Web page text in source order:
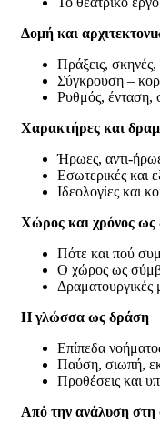
Δομή και
Πράξεις,
Σύγκρουση –
Ρυθμός, ένταση,
Χαρακτήρες και
Ήρωες, αντι-
Εσωτερικές και
Ιδεολογίες και
Χώρος και χρόνος ως
Πότε και πού
Ο χώρος ως
Δραματουργικές
Η γλώσσα ως δράση
Επίπεδα
Παύση, σιωπή,
Προθέσεις και
Από την ανάλυση στη